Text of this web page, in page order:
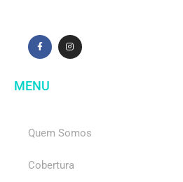
MENU
Quem Somos
Cobertura